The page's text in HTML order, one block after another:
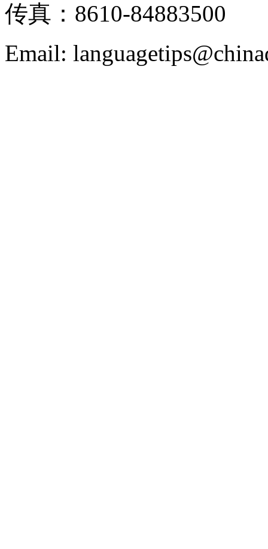
传真：8610-84883500
Email: